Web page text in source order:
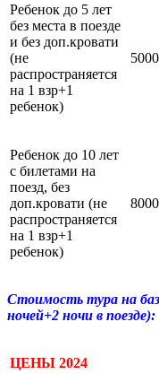
Ребенок до 5 лет
без места в поезде
и без доп.кровати
(не
распространяется
на 1 взр+1
ребенок)
Ребенок до 10 лет
с билетами на
поезд, без
доп.кровати (не
распространяется
на 1 взр+1
ребенок)
Стоимость тура на
ночей+2 ночи в поезде):
ЦЕНЫ 2024